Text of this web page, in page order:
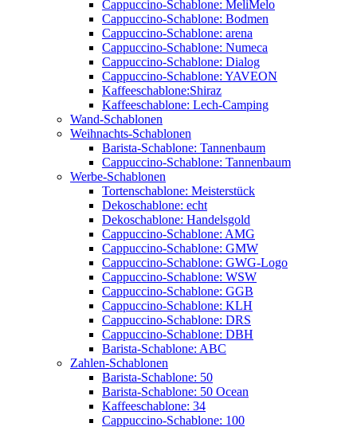
Cappuccino-Schablone: MeliMelo
Cappuccino-Schablone: Bodmen
Cappuccino-Schablone: arena
Cappuccino-Schablone: Numeca
Cappuccino-Schablone: Dialog
Cappuccino-Schablone: YAVEON
Kaffeeschablone:Shiraz
Kaffeeschablone: Lech-Camping
Wand-Schablonen
Weihnachts-Schablonen
Barista-Schablone: Tannenbaum
Cappuccino-Schablone: Tannenbaum
Werbe-Schablonen
Tortenschablone: Meisterstück
Dekoschablone: echt
Dekoschablone: Handelsgold
Cappuccino-Schablone: AMG
Cappuccino-Schablone: GMW
Cappuccino-Schablone: GWG-Logo
Cappuccino-Schablone: WSW
Cappuccino-Schablone: GGB
Cappuccino-Schablone: KLH
Cappuccino-Schablone: DRS
Cappuccino-Schablone: DBH
Barista-Schablone: ABC
Zahlen-Schablonen
Barista-Schablone: 50
Barista-Schablone: 50 Ocean
Kaffeeschablone: 34
Cappuccino-Schablone: 100